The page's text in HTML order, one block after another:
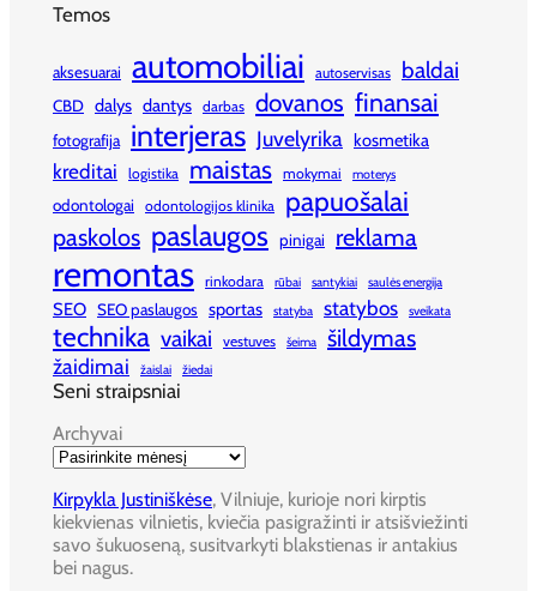
Temos
aksesuarai automobiliai autoservisas baldai
CBD dalys dantys darbas dovanos finansai
fotografija interjeras Juvelyrika kosmetika
kreditai logistika maistas mokymai moterys
odontologai odontologijos klinika papuošalai
paskolos paslaugos pinigai reklama
remontas rinkodara rūbai santykiai saulės energija
SEO SEO paslaugos sportas statyba statybos sveikata
technika vaikai vestuves šeima šildymas
žaidimai žaislai žiedai
Seni straipsniai
Archyvai
Kirpykla Justiniškėse, Vilniuje, kurioje nori kirptis
kiekvienas vilnietis, kviečia pasigražinti ir atsišviežinti
savo šukuoseną, susitvarkyti blakstienas ir antakius
bei nagus.